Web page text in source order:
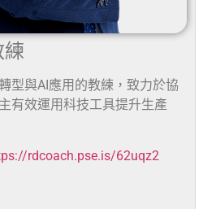
練
型與AI應用的教練，致力於協
有效運用科技工具提升生產
rdcoach.pse.is/62uqz2